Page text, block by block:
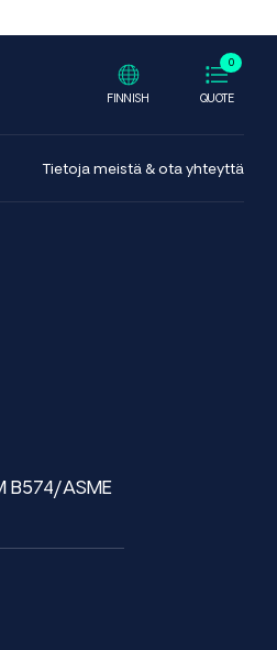
0
QUOTE
FINNISH
Tietoja meistä & ota yhteyttä
B574/ASME